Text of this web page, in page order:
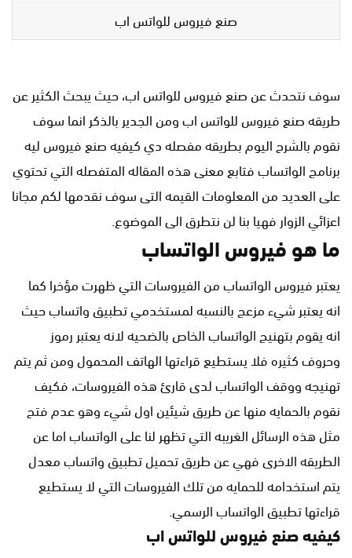
صنع فيروس للواتس اب
سوف نتحدث عن صنع فيروس للواتس اب، حيث يبحث الكثير عن
طريقه صنع فيروس للواتس اب ومن الجدير بالذكر انما سوف
نقوم بالشرح اليوم بطريقه مفصله دي كيفيه صنع فيروس ليه
برنامج الواتساب فتابع معنى هذه المقاله المتفصله التي تحتوي
على العديد من المعلومات القيمه التى سوف نقدمها لكم مجانا
اعزائي الزوار فهيا بنا لن نتطرق الى الموضوع.
ما هو فيروس الواتساب
يعتبر فيروس الواتساب من الفيروسات التي ظهرت مؤخرا كما
انه يعتبر شيء مزعج بالنسبه لمستخدمي تطبيق واتساب حيث
انه يقوم بتهنيج الواتساب الخاص بالضحيه لانه يعتبر رموز
وحروف كثيره فلا يستطيع قراءتها الهاتف المحمول ومن ثم يتم
تهنيجه ووقف الواتساب لدى قارئ هذه الفيروسات، فكيف
نقوم بالحمايه منها عن طريق شيئين اول شيء وهو عدم فتح
مثل هذه الرسائل الغريبه التي تظهر لنا على الواتساب اما عن
الطريقه الاخرى فهي عن طريق تحميل تطبيق واتساب معدل
يتم استخدامه للحمايه من تلك الفيروسات التي لا يستطيع
قراءتها تطبيق الواتساب الرسمي.
كيفيه صنع فيروس للواتس اب